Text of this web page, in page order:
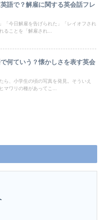
英語で？解雇に関する英会話フレ
「今日解雇を告げられた」「レイオフされ
ることを「解雇され...
で何ていう？懐かしさを表す英会
ら、小学生の頃の写真を発見。そういえ
マワリの種があってこ...